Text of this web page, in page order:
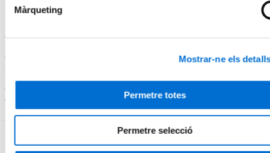
Màrqueting
Mostrar-ne els
Permetre totes
Permetre selecció
educació i comunicació ambiental.
Certificat de Microcredencial Universitària per la Universitat de
Barcelona.
Curs propi dissenyat segons les directrius de l’Espai Europeu
d’Educació Superior i equivalent a 3 crèdits ECTS.
Programa
1. El clima de la Terra en el passat